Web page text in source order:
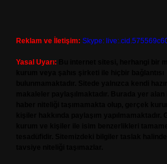
Reklam ve İletişim: Skype:
Yasal Uyarı: